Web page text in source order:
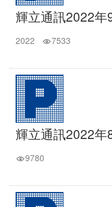
輝立通訊2022年
2022
7533
輝立通訊2022年
9780